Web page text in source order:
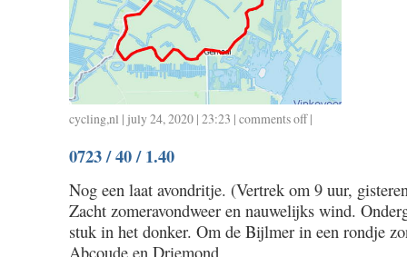
cycling,nl | july 24, 2020 | 23:23 | comments offon
/
1.38
|
0723 / 40 / 1.40
Nog een laat avondritje. (Vertrek om 9 uur,
Zacht zomeravondweer en nauwelijks wind.
stuk in het donker. Om de Bijlmer in een rondje
Abcoude en Driemond.